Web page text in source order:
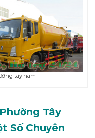
tây nam
Tây
Số Chuyên